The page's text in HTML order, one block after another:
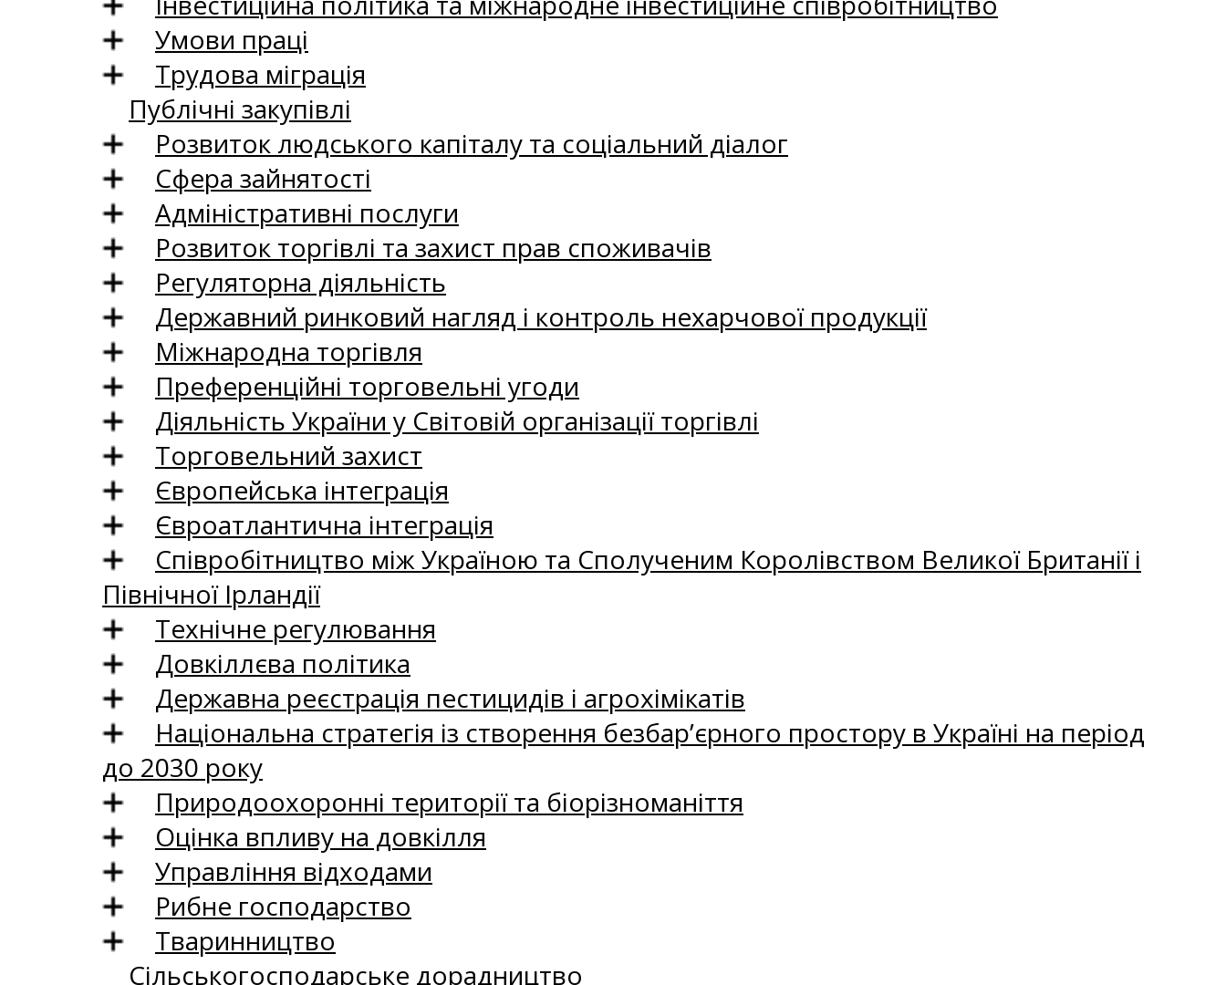
Умови праці
Трудова міграція
Публічні закупівлі
Розвиток людського капіталу та соціальний діалог
Сфера зайнятості
Адміністративні послуги
Розвиток торгівлі та захист прав споживачів
Регуляторна діяльність
Державний ринковий нагляд і контроль нехарчової продукції
Міжнародна торгівля
Преференційні торговельні угоди
Діяльність України у Світовій організації торгівлі
Торговельний захист
Європейська інтеграція
Євроатлантична інтеграція
Співробітництво між Україною та Сполученим Королівством Великої Британії і
Північної Ірландії
Технічне регулювання
Довкіллєва політика
Державна реєстрація пестицидів і агрохімікатів
Національна стратегія із створення безбар’єрного простору в Україні на період
до 2030 року
Природоохоронні території та біорізноманіття
Оцінка впливу на довкілля
Управління відходами
Рибне господарство
Тваринництво
Сільськогосподарське дорадництво